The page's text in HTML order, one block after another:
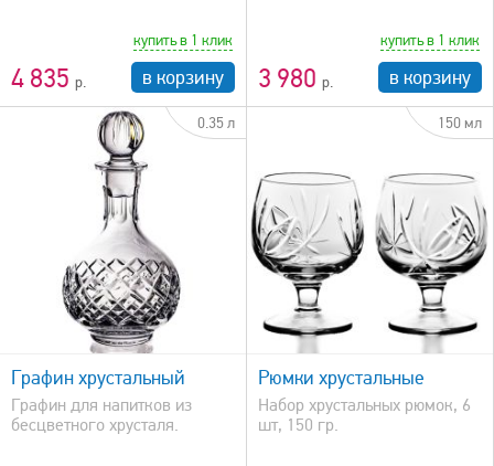
Сбросить фильтр
4 835
купить в 1 клик
в корзину 3 980
купить в 1 клик
в корзину
0.35 л
Графин хрустальный
Графин для напитков из
бесцветного хрусталя.
150 мл
быстрый просмотр
Рюмки хрустальные
Набор хрустальных рюмок, 6
шт, 150 гр.